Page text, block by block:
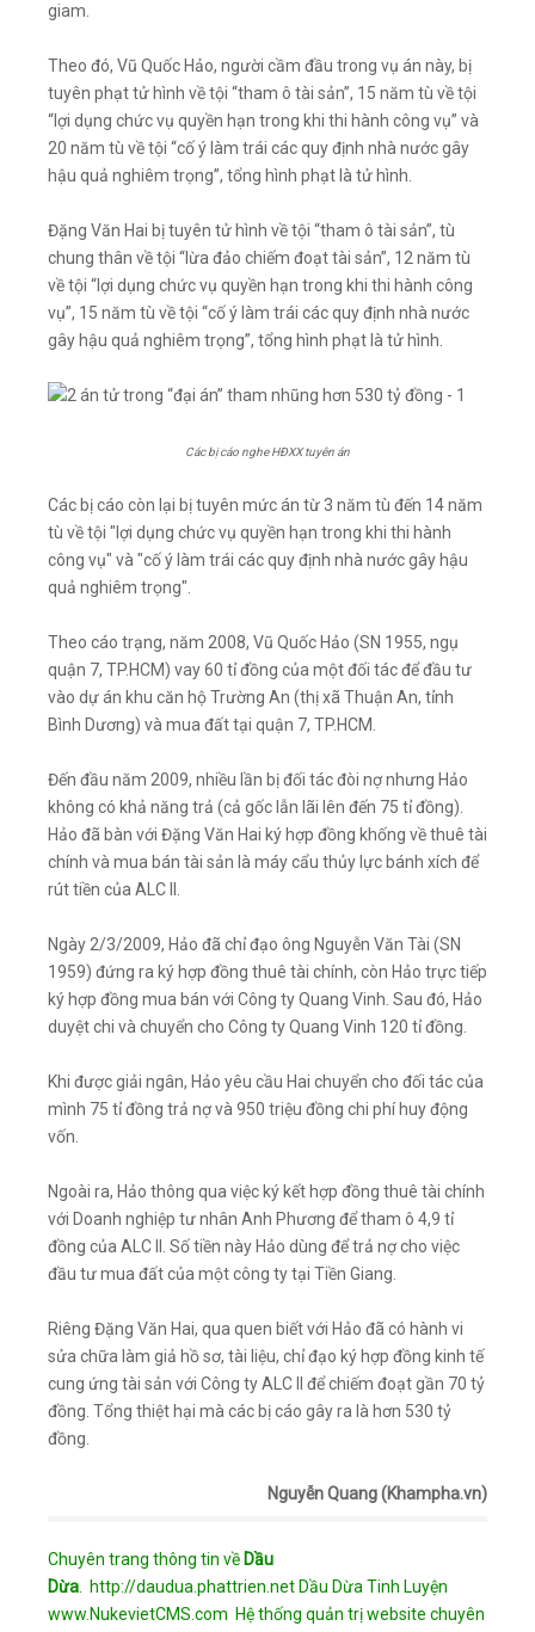
giam.
Theo đó, Vũ Quốc Hảo, người cầm đầu trong vụ án này, bị
tuyên phạt tử hình về tội “tham ô tài sản”, 15 năm tù về tội
“lợi dụng chức vụ quyền hạn trong khi thi hành công vụ” và
20 năm tù về tội “cố ý làm trái các quy định nhà nước gây
hậu quả nghiêm trọng”, tổng hình phạt là tử hình.
Đặng Văn Hai bị tuyên tử hình về tội “tham ô tài sản”, tù
chung thân về tội “lừa đảo chiếm đoạt tài sản”, 12 năm tù
về tội “lợi dụng chức vụ quyền hạn trong khi thi hành công
vụ”, 15 năm tù về tội “cố ý làm trái các quy định nhà nước
gây hậu quả nghiêm trọng”, tổng hình phạt là tử hình.
Các bị cáo nghe HĐXX tuyên án
Các bị cáo còn lại bị tuyên mức án từ 3 năm tù đến 14 năm
tù về tội "lợi dụng chức vụ quyền hạn trong khi thi hành
công vụ" và "cố ý làm trái các quy định nhà nước gây hậu
quả nghiêm trọng".
Theo cáo trạng, năm 2008, Vũ Quốc Hảo (SN 1955, ngụ
quận 7, TP.HCM) vay 60 tỉ đồng của một đối tác để đầu tư
vào dự án khu căn hộ Trường An (thị xã Thuận An, tỉnh
Bình Dương) và mua đất tại quận 7, TP.HCM.
Đến đầu năm 2009, nhiều lần bị đối tác đòi nợ nhưng Hảo
không có khả năng trả (cả gốc lẫn lãi lên đến 75 tỉ đồng).
Hảo đã bàn với Đặng Văn Hai ký hợp đồng khống về thuê tài
chính và mua bán tài sản là máy cẩu thủy lực bánh xích để
rút tiền của ALC II.
Ngày 2/3/2009, Hảo đã chỉ đạo ông Nguyễn Văn Tài (SN
1959) đứng ra ký hợp đồng thuê tài chính, còn Hảo trực tiếp
ký hợp đồng mua bán với Công ty Quang Vinh. Sau đó, Hảo
duyệt chi và chuyển cho Công ty Quang Vinh 120 tỉ đồng.
Khi được giải ngân, Hảo yêu cầu Hai chuyển cho đối tác của
mình 75 tỉ đồng trả nợ và 950 triệu đồng chi phí huy động
vốn.
Ngoài ra, Hảo thông qua việc ký kết hợp đồng thuê tài chính
với Doanh nghiệp tư nhân Anh Phương để tham ô 4,9 tỉ
đồng của ALC II. Số tiền này Hảo dùng để trả nợ cho việc
đầu tư mua đất của một công ty tại Tiền Giang.
Riêng Đặng Văn Hai, qua quen biết với Hảo đã có hành vi
sửa chữa làm giả hồ sơ, tài liệu, chỉ đạo ký hợp đồng kinh tế
cung ứng tài sản với Công ty ALC II để chiếm đoạt gần 70 tỷ
đồng. Tổng thiệt hại mà các bị cáo gây ra là hơn 530 tỷ
đồng.
Nguyễn Quang (Khampha.vn)
Chuyên trang thông tin về Dầu
Dừa
http://daudua.phattrien.net Dầu Dừa Tinh Luyện
www.NukevietCMS.com Hệ thống quản trị website chuyên